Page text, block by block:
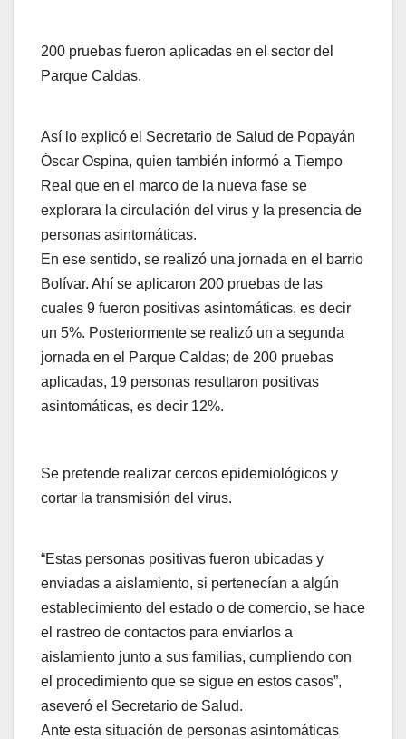
200 pruebas fueron aplicadas en el sector del
Parque Caldas.
Así lo explicó el Secretario de Salud de Popayán
Óscar Ospina, quien también informó a Tiempo
Real que en el marco de la nueva fase se
explorara la circulación del virus y la presencia de
personas asintomáticas.
En ese sentido, se realizó una jornada en el barrio
Bolívar. Ahí se aplicaron 200 pruebas de las
cuales 9 fueron positivas asintomáticas, es decir
un 5%. Posteriormente se realizó un a segunda
jornada en el Parque Caldas; de 200 pruebas
aplicadas, 19 personas resultaron positivas
asintomáticas, es decir 12%.
Se pretende realizar cercos epidemiológicos y
cortar la transmisión del virus.
“Estas personas positivas fueron ubicadas y
enviadas a aislamiento, si pertenecían a algún
establecimiento del estado o de comercio, se hace
el rastreo de contactos para enviarlos a
aislamiento junto a sus familias, cumpliendo con
el procedimiento que se sigue en estos casos”,
aseveró el Secretario de Salud.
Ante esta situación de personas asintomáticas